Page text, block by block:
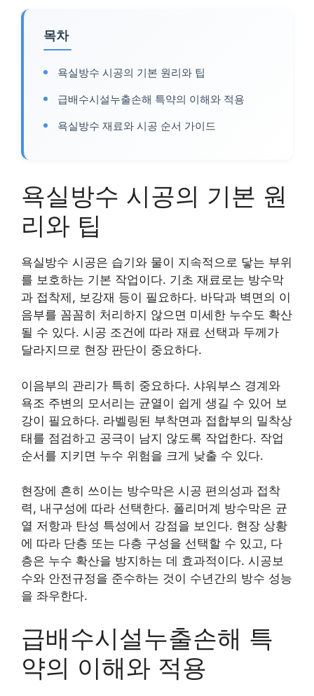
목차
욕실방수 시공의 기본 원리와 팁
급배수시설누출손해 특약의 이해와 적용
욕실방수 재료와 시공 순서 가이드
욕실방수 시공의 기본 원
리와 팁
욕실방수 시공은 습기와 물이 지속적으로 닿는 부위
를 보호하는 기본 작업이다. 기초 재료로는 방수막
과 접착제, 보강재 등이 필요하다. 바닥과 벽면의 이
음부를 꼼꼼히 처리하지 않으면 미세한 누수도 확산
될 수 있다. 시공 조건에 따라 재료 선택과 두께가
달라지므로 현장 판단이 중요하다.
이음부의 관리가 특히 중요하다. 샤워부스 경계와
욕조 주변의 모서리는 균열이 쉽게 생길 수 있어 보
강이 필요하다. 라벨링된 부착면과 접합부의 밀착상
태를 점검하고 공극이 남지 않도록 작업한다. 작업
순서를 지키면 누수 위험을 크게 낮출 수 있다.
현장에 흔히 쓰이는 방수막은 시공 편의성과 접착
력, 내구성에 따라 선택한다. 폴리머계 방수막은 균
열 저항과 탄성 특성에서 강점을 보인다. 현장 상황
에 따라 단층 또는 다층 구성을 선택할 수 있고, 다
층은 누수 확산을 방지하는 데 효과적이다. 시공보
수와 안전규정을 준수하는 것이 수년간의 방수 성능
을 좌우한다.
급배수시설누출손해 특
약의 이해와 적용